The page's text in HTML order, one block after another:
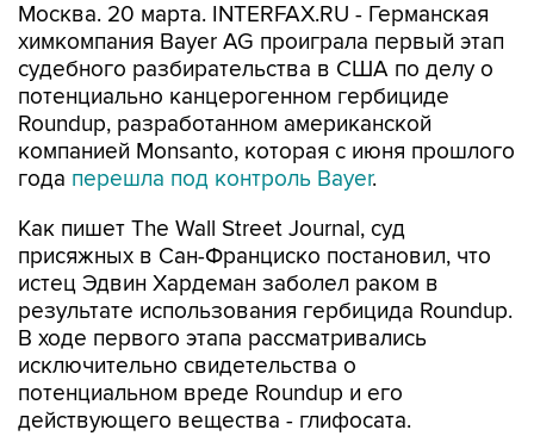
Москва. 20 марта. INTERFAX.RU - Германская
химкомпания Bayer AG проиграла первый этап
судебного разбирательства в США по делу о
потенциально канцерогенном гербициде
Roundup, разработанном американской
компанией Monsanto, которая с июня прошлого
года перешла под контроль Bayer.
Как пишет The Wall Street Journal, суд
присяжных в Сан-Франциско постановил, что
истец Эдвин Хардеман заболел раком в
результате использования гербицида Roundup.
В ходе первого этапа рассматривались
исключительно свидетельства о
потенциальном вреде Roundup и его
действующего вещества - глифосата.